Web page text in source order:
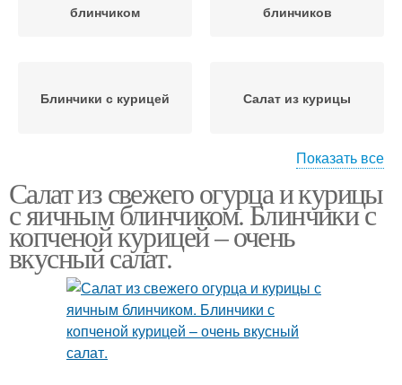
блинчиком
блинчиков
Блинчики с курицей Салат из курицы
блинчиками
блинчиками
Блинчики с кукурузой
Блинчики с копченой
колбасой
Показать все
Салат из свежего огурца и курицы
с яичным блинчиком. Блинчики с
копченой курицей – очень
вкусный салат.